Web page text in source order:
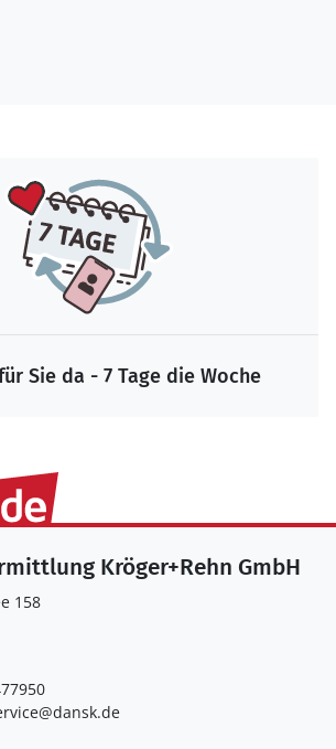
Sie da - 7 Tage die Woche
Kröger+Rehn GmbH
158